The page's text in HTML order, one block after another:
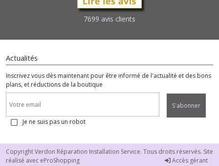
7699 avis clients
Actualités
Inscrivez vous dès maintenant pour être informé de l'actualité et des bons
plans, et réductions de la boutique
S'abonner
Je ne suis pas un robot
Copyright Verdon Réparation Installation Service. Tous droits réservés. Site
réalisé avec eProShopping Accès gérant